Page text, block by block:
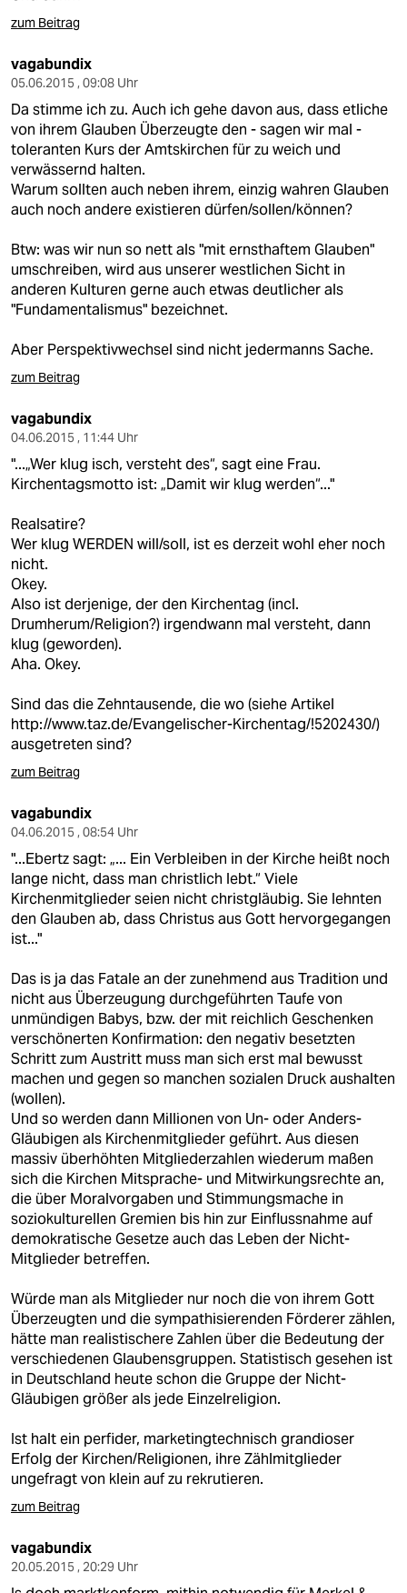
zum Beitrag
vagabundix
05.06.2015 , 09:08 Uhr
Da stimme ich zu. Auch ich gehe davon aus, dass etliche
von ihrem Glauben Überzeugte den - sagen wir mal -
toleranten Kurs der Amtskirchen für zu weich und
verwässernd halten.
Warum sollten auch neben ihrem, einzig wahren Glauben
auch noch andere existieren dürfen/sollen/können?
Btw: was wir nun so nett als "mit ernsthaftem Glauben"
umschreiben, wird aus unserer westlichen Sicht in
anderen Kulturen gerne auch etwas deutlicher als
"Fundamentalismus" bezeichnet.
Aber Perspektivwechsel sind nicht jedermanns Sache.
zum Beitrag
vagabundix
04.06.2015 , 11:44 Uhr
"...„Wer klug isch, versteht des“, sagt eine Frau.
Kirchentagsmotto ist: „Damit wir klug werden“..."
Realsatire?
Wer klug WERDEN will/soll, ist es derzeit wohl eher noch
nicht.
Okey.
Also ist derjenige, der den Kirchentag (incl.
Drumherum/Religion?) irgendwann mal versteht, dann
klug (geworden).
Aha. Okey.
Sind das die Zehntausende, die wo (siehe Artikel
http://www.taz.de/Evangelischer-Kirchentag/!5202430/)
ausgetreten sind?
zum Beitrag
vagabundix
04.06.2015 , 08:54 Uhr
"...Ebertz sagt: „... Ein Verbleiben in der Kirche heißt noch
lange nicht, dass man christlich lebt.“ Viele
Kirchenmitglieder seien nicht christgläubig. Sie lehnten
den Glauben ab, dass Christus aus Gott hervorgegangen
ist..."
Das is ja das Fatale an der zunehmend aus Tradition und
nicht aus Überzeugung durchgeführten Taufe von
unmündigen Babys, bzw. der mit reichlich Geschenken
verschönerten Konfirmation: den negativ besetzten
Schritt zum Austritt muss man sich erst mal bewusst
machen und gegen so manchen sozialen Druck aushalten
(wollen).
Und so werden dann Millionen von Un- oder Anders-
Gläubigen als Kirchenmitglieder geführt. Aus diesen
massiv überhöhten Mitgliederzahlen wiederum maßen
sich die Kirchen Mitsprache- und Mitwirkungsrechte an,
die über Moralvorgaben und Stimmungsmache in
soziokulturellen Gremien bis hin zur Einflussnahme auf
demokratische Gesetze auch das Leben der Nicht-
Mitglieder betreffen.
Würde man als Mitglieder nur noch die von ihrem Gott
Überzeugten und die sympathisierenden Förderer zählen,
hätte man realistischere Zahlen über die Bedeutung der
verschiedenen Glaubensgruppen. Statistisch gesehen ist
in Deutschland heute schon die Gruppe der Nicht-
Gläubigen größer als jede Einzelreligion.
Ist halt ein perfider, marketingtechnisch grandioser
Erfolg der Kirchen/Religionen, ihre Zählmitglieder
ungefragt von klein auf zu rekrutieren.
zum Beitrag
vagabundix
20.05.2015 , 20:29 Uhr